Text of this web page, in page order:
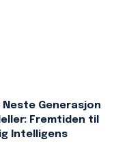
Neste Generasjon
Fremtiden til
Intelligens